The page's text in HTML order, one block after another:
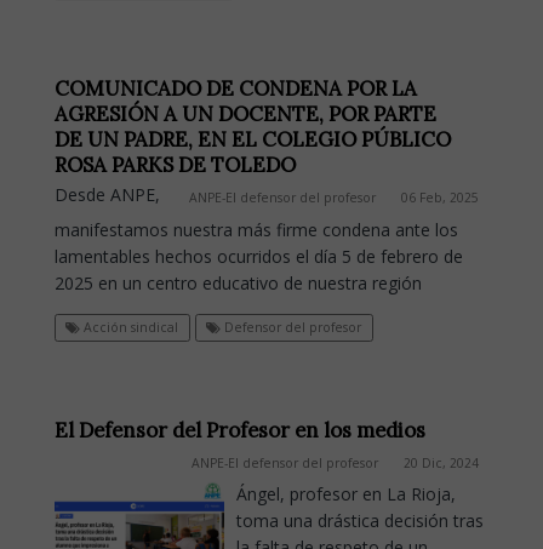
COMUNICADO DE CONDENA POR LA
AGRESIÓN A UN DOCENTE, POR PARTE
DE UN PADRE, EN EL COLEGIO PÚBLICO
ROSA PARKS DE TOLEDO
ANPE-El defensor del profesor 06 Feb, 2025
Desde ANPE,
manifestamos nuestra más firme condena ante los
lamentables hechos ocurridos el día 5 de febrero de
2025 en un centro educativo de nuestra región
Acción sindical Defensor del profesor
El Defensor del Profesor en los medios
ANPE-El defensor del profesor 20 Dic, 2024
Ángel, profesor en La Rioja,
toma una drástica decisión tras